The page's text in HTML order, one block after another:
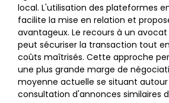
local. L'utilisation des plateformes
facilite la mise en relation et
avantageux. Le recours à un
peut sécuriser la transaction tout
coûts maîtrisés. Cette approche
une plus grande marge de
moyenne actuelle se situant autour
consultation d'annonces similaires